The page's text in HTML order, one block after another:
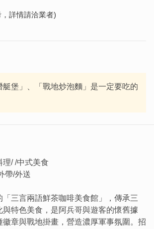
詳情請洽業者)
艇堡」、「戰地炒泡麵」是一定要吃的
/ /中式美食
帶/外送
「三言兩語鮮茶咖啡美食館」，傳承三
與特色美食，是阿兵哥與遊客的懷舊據
徽章與戰地掛畫，營造濃厚軍事氛圍。招